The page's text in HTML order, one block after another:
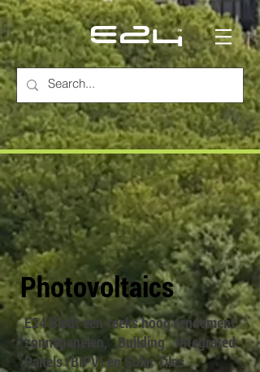
Photovoltaics
E24 Biedt een reeks hoog rendement
zonnepanelen, Building Integrated
Panels (BIPV) en Solar Tiles